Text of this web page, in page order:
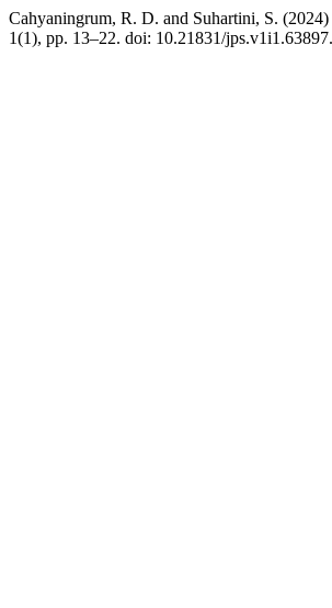
Cahyaningrum, R. D. and Suhartini, S. (2024)
1(1), pp. 13–22. doi: 10.21831/jps.v1i1.63897.